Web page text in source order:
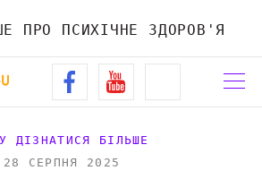
ПРО ПСИХІЧНЕ ЗДОРОВ'Я
ДІЗНАТИСЯ БІЛЬШЕ
28 СЕРПНЯ 2025